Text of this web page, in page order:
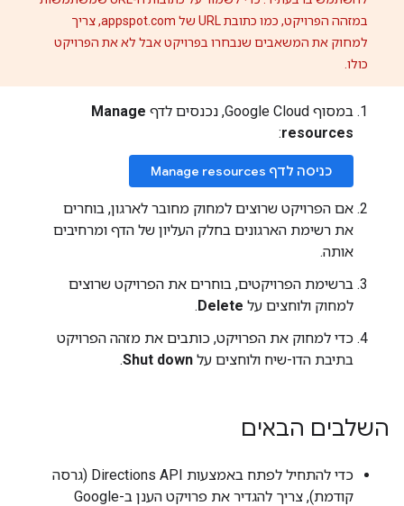
},
"Universal
"end_location" : {
"lng" : -118.3524442
},
"start_address" : "Disneyland
: {
"lat" : 33.8098177,
"lng" : -117.9154353
... Additional results shortened in this
"overview_polyline" : {
:
,
"status"
}
במזהה הפרויקט, כמו כתובת URL של appspot.com, צריך
למחוק את המשאבים שנבחרו בפרויקט אבל לא את הפרויקט
כולו.
במסוף Google Cloud, נכנסים לדף
Manage
resources
:
כניסה לדף Manage resources
אם הפרויקט שרוצים למחוק מחובר לארגון, בוחרים
את רשימת הארגונים בחלק העליון של הדף ומרחיבים
אותה.
ברשימת הפרויקטים, בוחרים את הפרויקט שרוצים
למחוק ולוחצים על Delete
.
כדי למחוק את הפרויקט, כותבים את מזהה הפרויקט
בתיבת הדו-שיח ולוחצים על Shut down
.
השלבים הבאים
כדי להתחיל לפתח באמצעות Directions API (גרסה
קודמת), צריך להגדיר את פרויקט הענן ב-Google